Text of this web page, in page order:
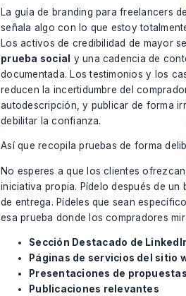
La guía de branding para freelancers
señala algo con lo que estoy
Los activos de credibilidad de mayor
prueba social y una cadencia de
documentada. Los testimonios y los
reducen la incertidumbre del
autodescripción, y publicar de forma
debilitar la confianza.
Así que recopila pruebas de forma
No esperes a que los clientes
iniciativa propia. Pídelo después de un
de entrega. Pídeles que sean
esa prueba donde los compradores
Sección Destacado de
Páginas de servicios del sitio
Presentaciones de
Publicaciones relevantes